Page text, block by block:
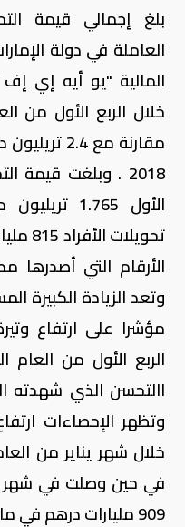
بلغ إجمالي قيمة
العاملة في دولة
مقارنة مع
2018 . وبلغت قيمة
الأول
الأرقام التي أصدرها
وتعد الزيادة الكبيرة
مؤشرا على ارتفاع
الربع الأول من
االتحسن الذي شهدته
وتظهر الإحصاءات
909 مليارات درهم في مارس من العام ذاته.